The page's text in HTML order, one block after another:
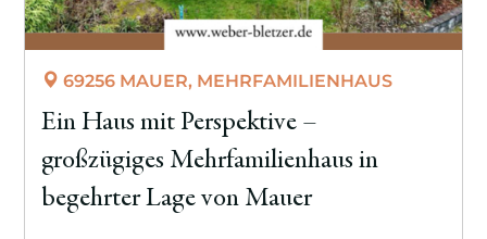
69256 MAUER, MEHRFAMILIENHAUS
Ein Haus mit Perspektive –
großzügiges Mehrfamilienhaus in
begehrter Lage von Mauer